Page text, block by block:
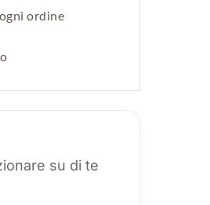
ordine
su di te